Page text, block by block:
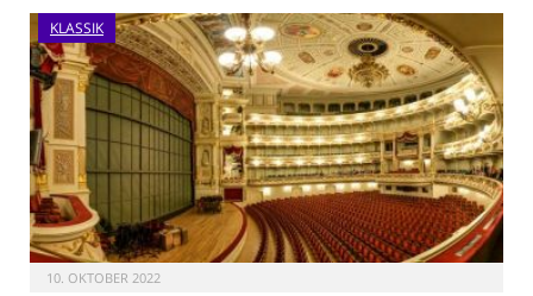
KLASSIK
10. OKTOBER 2022